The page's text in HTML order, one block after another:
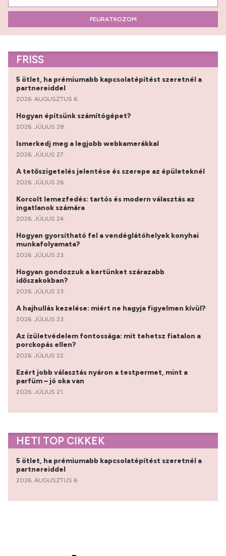
FELIRATKOZOM
FRISS
5 ötlet, ha prémiumabb kapcsolatépítést szeretnél a
partnereiddel
2026. AUGUSZTUS 6.
Hogyan építsünk számítógépet?
2026. JÚLIUS 28.
Ismerkedj meg a legjobb webkamerákkal
2026. JÚLIUS 27.
A tetőszigetelés jelentése és szerepe az épületeknél
2026. JÚLIUS 26.
Korcolt lemezfedés: tartós és modern választás az
ingatlanok számára
2026. JÚLIUS 24.
Hogyan gyorsítható fel a vendéglátóhelyek konyhai
munkafolyamata?
2026. JÚLIUS 23.
Hogyan gondozzuk a kertünket szárazabb
időszakokban?
2026. JÚLIUS 23.
A hajhullás kezelése: miért ne hagyja figyelmen kívül?
2026. JÚLIUS 23.
Az ízületvédelem fontossága: mit tehetsz fiatalon a
porckopás ellen?
2026. JÚLIUS 22.
Ezért jobb választás nyáron a testpermet, mint a
parfüm – jó oka van
2026. JÚLIUS 21.
HETI TOP CIKKEK
5 ötlet, ha prémiumabb kapcsolatépítést szeretnél a
partnereiddel
2026. AUGUSZTUS 6.